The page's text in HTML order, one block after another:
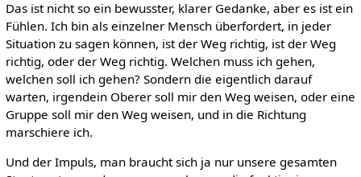
Das ist nicht so ein bewusster, klarer Gedanke, aber es ist ein
Fühlen. Ich bin als einzelner Mensch überfordert, in jeder
Situation zu sagen können, ist der Weg richtig, ist der Weg
richtig, oder der Weg richtig. Welchen muss ich gehen,
welchen soll ich gehen? Sondern die eigentlich darauf
warten, irgendein Oberer soll mir den Weg weisen, oder eine
Gruppe soll mir den Weg weisen, und in die Richtung
marschiere ich.
Und der Impuls, man braucht sich ja nur unsere gesamten